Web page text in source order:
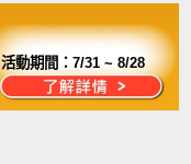
活動期間：7/31 ~ 8/28